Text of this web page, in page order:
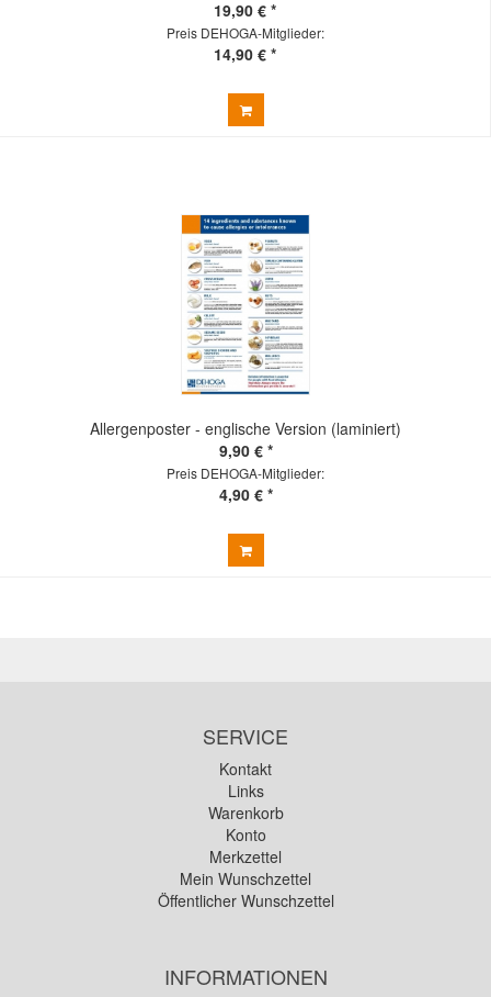
19,90 € *
Preis DEHOGA-Mitglieder:
14,90 € *
Allergenposter - englische Version (laminiert)
9,90 € *
Preis DEHOGA-Mitglieder:
4,90 € *
SERVICE
Kontakt
Links
Warenkorb
Konto
Merkzettel
Mein Wunschzettel
Öffentlicher Wunschzettel
INFORMATIONEN